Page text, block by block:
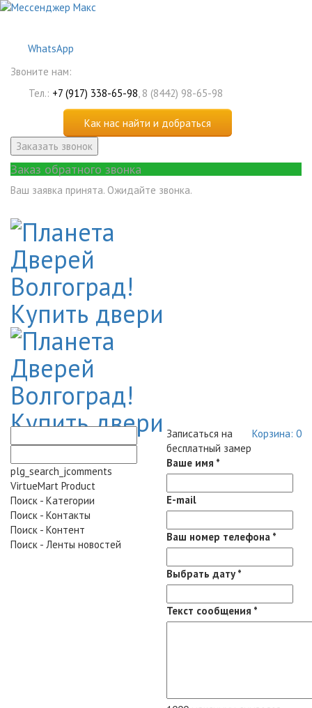
WhatsApp
Звоните нам:
Тел.: +7 (917) 338-65-98, 8 (8442) 98-65-98
Как нас найти и добраться
Заказать звонок
Заказ обратного звонка
Ваш заявка принята. Ожидайте звонка.
plg_search_jcomments
VirtueMart Product
Поиск - Категории
Поиск - Контакты
Поиск - Контент
Поиск - Ленты новостей
Корзина: 0
Записаться на
бесплатный замер
Ваше имя *
E-mail
Ваш номер телефона *
Выбрать дату*
Текст сообщения *